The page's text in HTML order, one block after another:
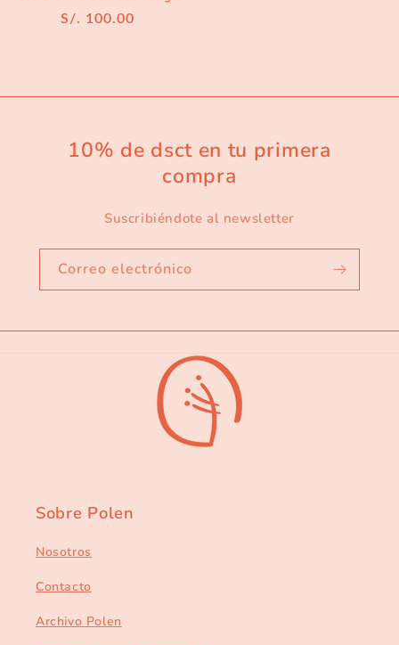
Precio
S/. 100.00
10% de dsct en tu primera
compra
Suscribiéndote al newsletter
Correo electrónico
Sobre Polen
Nosotros
Contacto
Archivo Polen